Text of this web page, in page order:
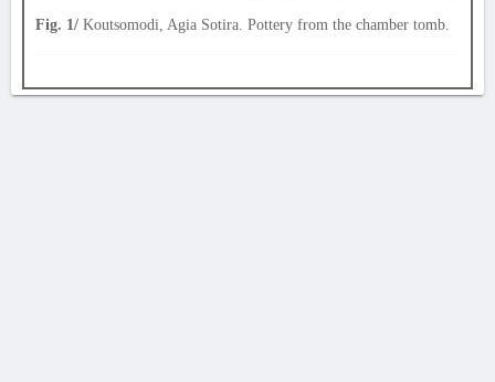
Fig. 1/ Koutsomodi, Agia Sotira. Pottery from the chamber tomb.